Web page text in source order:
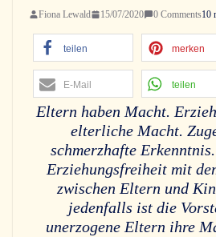
Fiona Lewald 15/07/2020 0 Comments10
teilen merken
E-Mail teilen
Eltern haben Macht.
elterliche Macht.
schmerzhafte
Erziehungsfreiheit mit
zwischen Eltern und
jedenfalls ist die
unerzogene Eltern ihre